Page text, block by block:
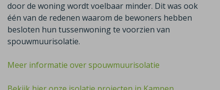
door de woning wordt voelbaar minder. Dit was ook
één van de redenen waarom de bewoners hebben
besloten hun tussenwoning te voorzien van
spouwmuurisolatie.
Meer informatie over spouwmuurisolatie